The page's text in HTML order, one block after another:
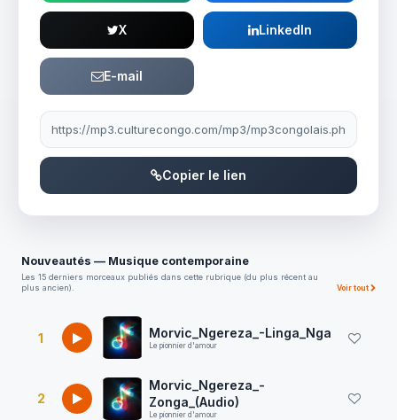
X LinkedIn
E-mail
Lien à partager
Copier le lien
Nouveautés — Musique contemporaine
Les 15 derniers morceaux publiés dans cette rubrique (du plus récent au
plus ancien).
Voir tout
1 Morvic_Ngereza_-Linga_Nga
Le pionnier d'amour
2
Morvic_Ngereza_-
Zonga_(Audio)
Le pionnier d'amour